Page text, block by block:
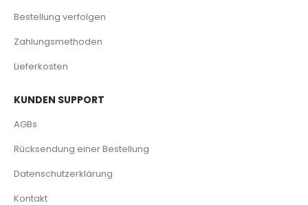
Bestellung verfolgen
Zahlungsmethoden
Lieferkosten
KUNDEN SUPPORT
AGBs
Rücksendung einer Bestellung
Datenschutzerklärung
Kontakt